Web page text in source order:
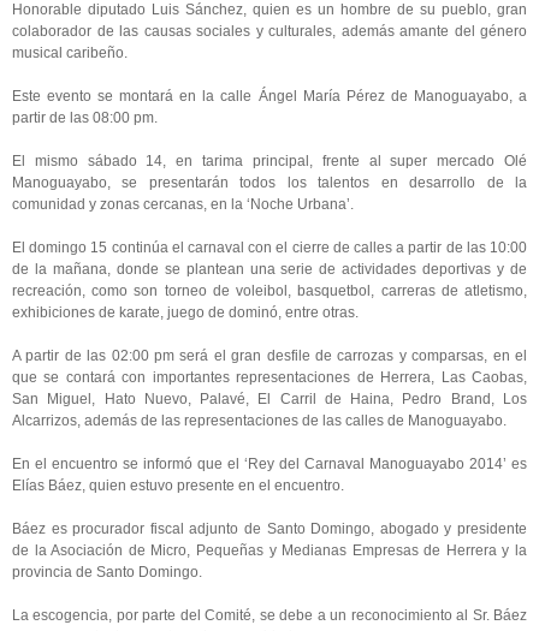
Honorable diputado Luis Sánchez, quien es un hombre de su pueblo, gran
colaborador de las causas sociales y culturales, además amante del género
musical caribeño.
Este evento se montará en la calle Ángel María Pérez de Manoguayabo, a
partir de las 08:00 pm.
El mismo sábado 14, en tarima principal, frente al super mercado Olé
Manoguayabo, se presentarán todos los talentos en desarrollo de la
comunidad y zonas cercanas, en la ‘Noche Urbana’.
El domingo 15 continúa el carnaval con el cierre de calles a partir de las 10:00
de la mañana, donde se plantean una serie de actividades deportivas y de
recreación, como son torneo de voleibol, basquetbol, carreras de atletismo,
exhibiciones de karate, juego de dominó, entre otras.
A partir de las 02:00 pm será el gran desfile de carrozas y comparsas, en el
que se contará con importantes representaciones de Herrera, Las Caobas,
San Miguel, Hato Nuevo, Palavé, El Carril de Haina, Pedro Brand, Los
Alcarrizos, además de las representaciones de las calles de Manoguayabo.
En el encuentro se informó que el ‘Rey del Carnaval Manoguayabo 2014’ es
Elías Báez, quien estuvo presente en el encuentro.
Báez es procurador fiscal adjunto de Santo Domingo, abogado y presidente
de la Asociación de Micro, Pequeñas y Medianas Empresas de Herrera y la
provincia de Santo Domingo.
La escogencia, por parte del Comité, se debe a un reconocimiento al Sr. Báez